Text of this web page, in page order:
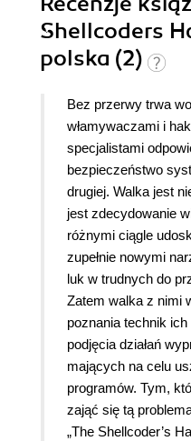
Shellcoders
polska (2)
Bez przerwy trwa
włamywaczami i
specjalistami
bezpieczeństwo
drugiej. Walka jest
jest zdecydowanie
różnymi ciągle
zupełnie nowymi
luk w trudnych do
Zatem walka z nimi
poznania technik ich
podjęcia działań
mających na celu
programów. Tym,
zająć się tą
„The Shellcoder’s